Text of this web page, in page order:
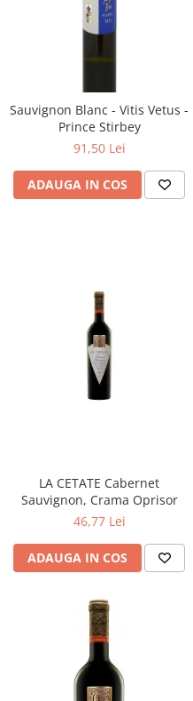
Sauvignon Blanc - Vitis Vetus -
Prince Stirbey
91,50 Lei
ADAUGA IN COS
LA CETATE Cabernet
Sauvignon, Crama Oprisor
46,77 Lei
ADAUGA IN COS